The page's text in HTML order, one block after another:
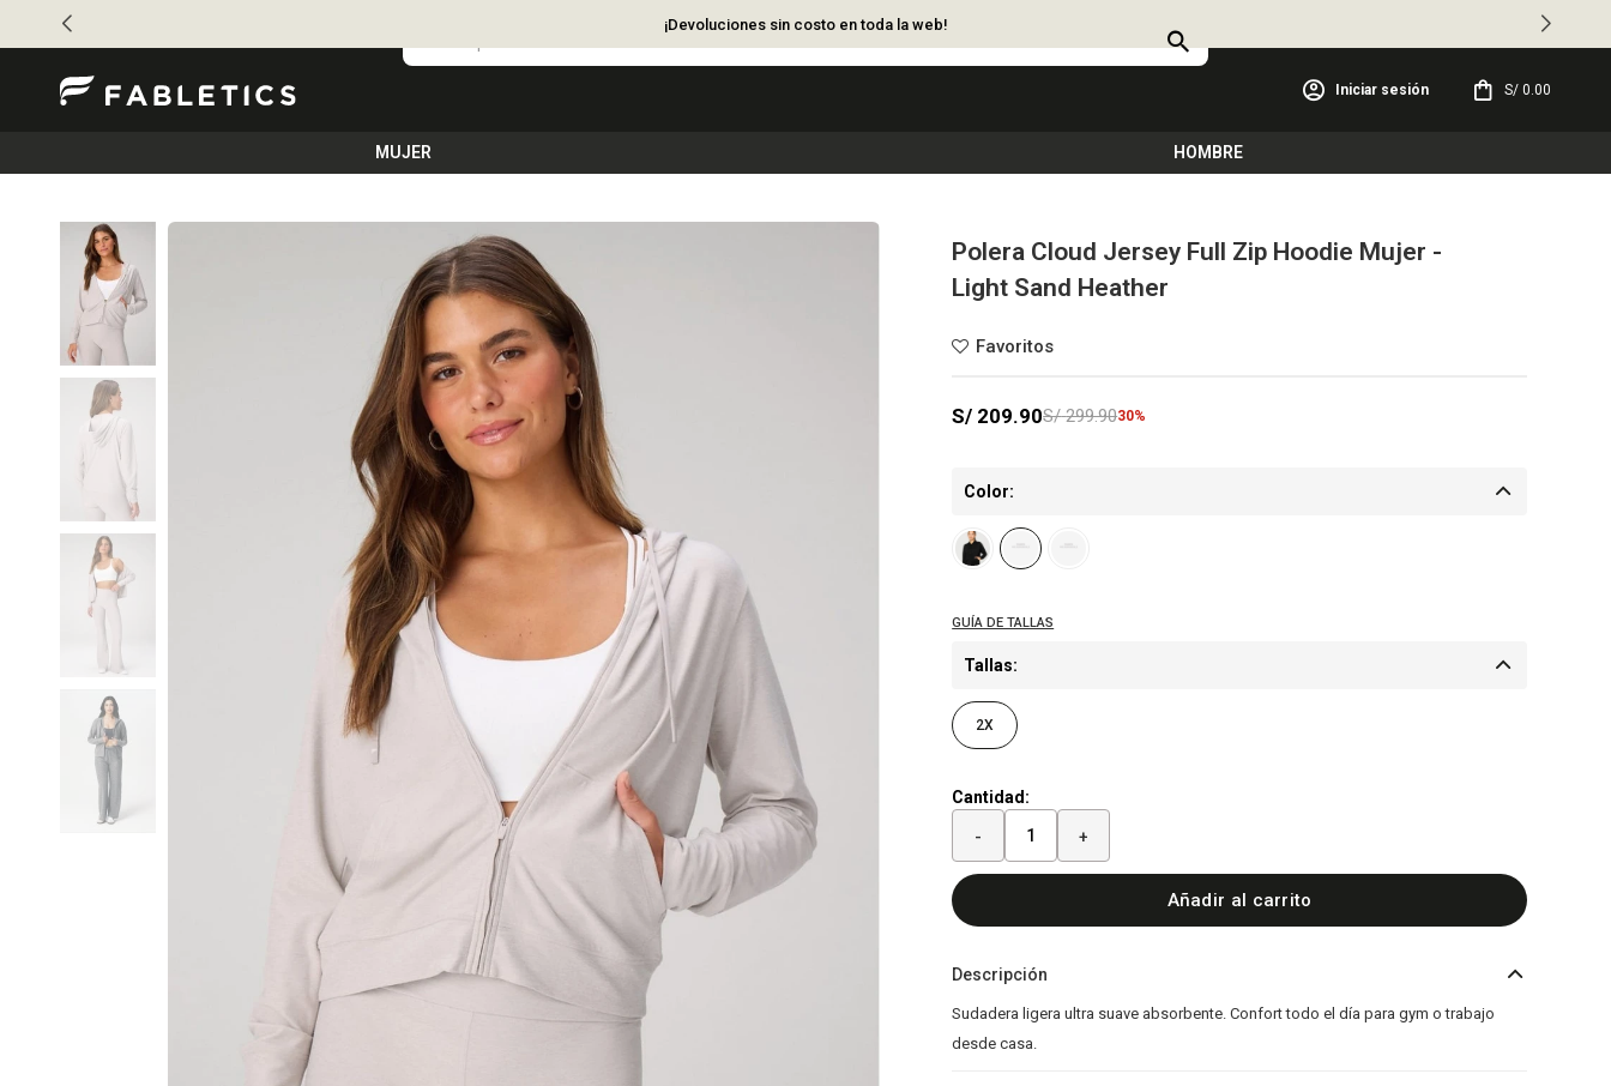
¡Devoluciones sin costo en toda la web!
MUJER HOMBRE
S/ 0.00
Polera Cloud Jersey Full Zip Hoodie Mujer -
Light Sand Heather
S/ 209.90S/ 299.9030
Color:
Tallas:
2X
Cantidad:
- +
Añadir al carrito
Descripción
Sudadera ligera ultra suave absorbente. Confort todo el día para gym o trabajo
desde casa.